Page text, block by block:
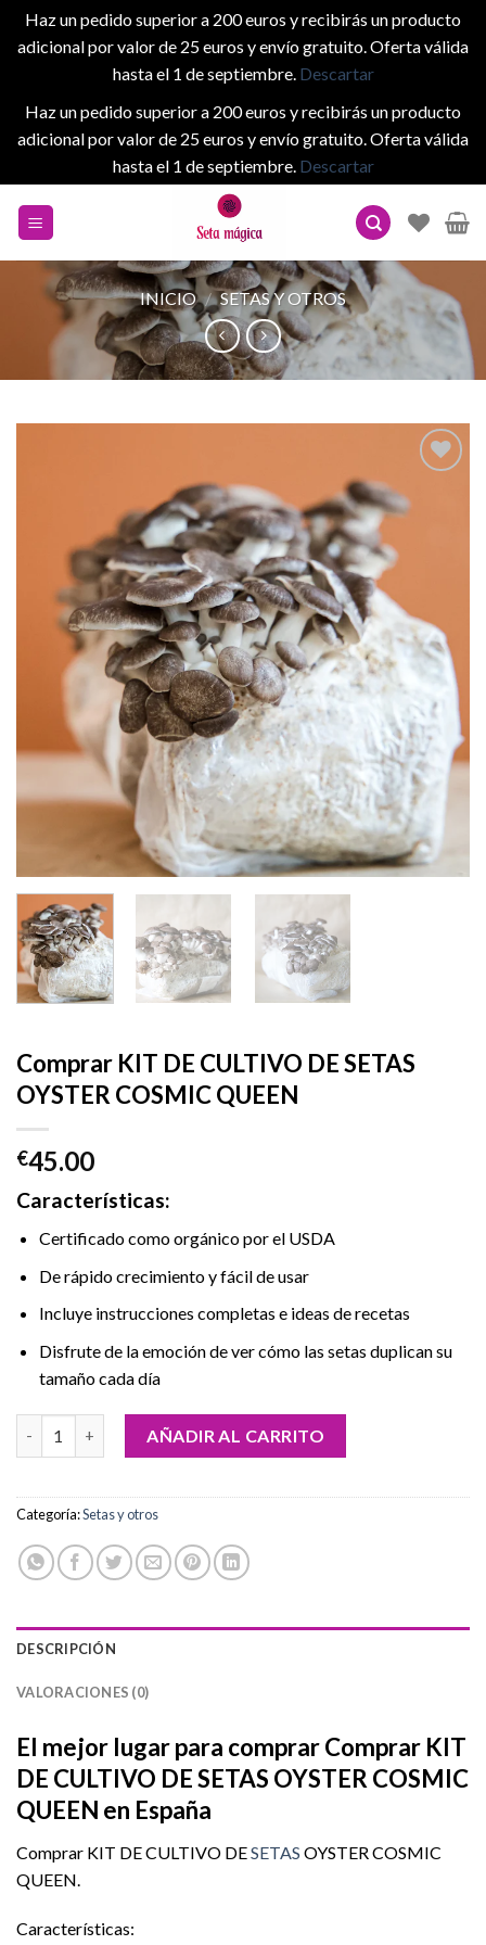
Haz un pedido superior a 200 euros y recibirás un producto
adicional por valor de 25 euros y envío gratuito. Oferta válida
hasta el 1 de septiembre. Descartar
Haz un pedido superior a 200 euros y recibirás un producto
adicional por valor de 25 euros y envío gratuito. Oferta válida
hasta el 1 de septiembre. Descartar
INICIO / SETAS Y OTROS
Comprar KIT DE CULTIVO DE SETAS
OYSTER COSMIC QUEEN
€45.00
Características:
Certificado como orgánico por el USDA
De rápido crecimiento y fácil de usar
Incluye instrucciones completas e ideas de recetas
Disfrute de la emoción de ver cómo las setas duplican su
tamaño cada día
Comprar KIT DE CULTIVO DE SETAS OYSTER COSMIC QUEEN
AÑADIR AL CARRITO
Categoría:Setas y otros
DESCRIPCIÓN
VALORACIONES (0)
El mejor lugar para comprar Comprar KIT
DE CULTIVO DE SETAS OYSTER COSMIC
QUEEN en España
Comprar KIT DE CULTIVO DESETAS OYSTER COSMIC
QUEEN.
Características: